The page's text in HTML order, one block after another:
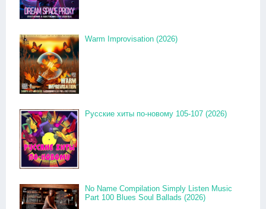
Warm Improvisation (2026)
Русские хиты по-новому 105-107 (2026)
No Name Compilation Simply Listen Music
Part 100 Blues Soul Ballads (2026)